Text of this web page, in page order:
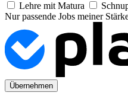
Lehre mit Matura
Nur passende Jobs meiner
Übernehmen